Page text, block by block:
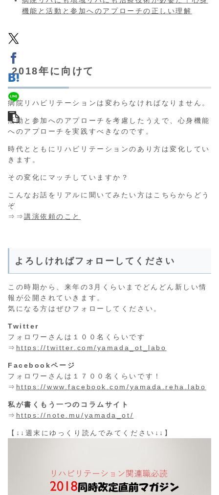
機能と活動と参加へのアプローチの正しい理解
2018年に向けて
病院リハビリテーションは変わらなければなりません。
活動と参加へのアプローチを考慮したうえで、心身機能
へのアプローチを実践すべきなのです。
時代とともにリハビリテーションのあり方は変化してい
きます。
その変化にマッチしていますか？
こんなお話をリアルに聞いてみたい方はこちらからどう
ぞ
⇒⇒講演依頼のこと
よろしければフォローしてください
この時期から、来年の3月くらいまでどんどん新しい情
報が公開されていきます。
気になる方はぜひフォローしてください。
Twitter
フォロワーさんは１００名くらいです
⇒ https://twitter.com/yamada_ot_labo
Facebookページ
フォロワーさんは１７００名くらいです！
⇒ https://www.facebook.com/yamada.reha.labo
私が書くもう一つのコラムサイト
⇒ https://note.mu/yamada_ot/
【↓↓週末にゆっくり読んでみてください↓↓】